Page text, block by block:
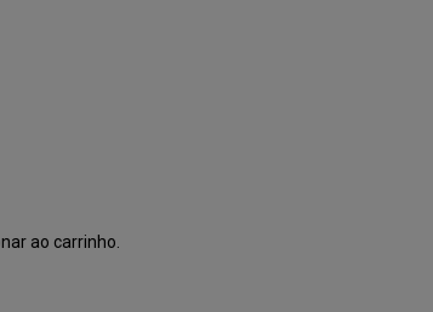
ao carrinho.